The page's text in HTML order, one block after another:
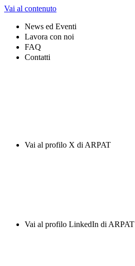
Vai al contenuto
News ed Eventi
Lavora con noi
FAQ
Contatti
Vai al profilo X di ARPAT
Vai al profilo LinkedIn di ARPAT